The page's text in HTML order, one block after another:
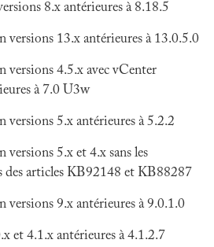
8.x antérieures à 8.18.5
versions 13.x antérieures à 13.0.5.0
versions 4.5.x avec vCenter
à 7.0 U3w
5.x antérieures à 5.2.2
5.x et 4.x sans les
des articles KB92148 et KB88287
9.x antérieures à 9.0.1.0
et 4.1.x antérieures à 4.1.2.7